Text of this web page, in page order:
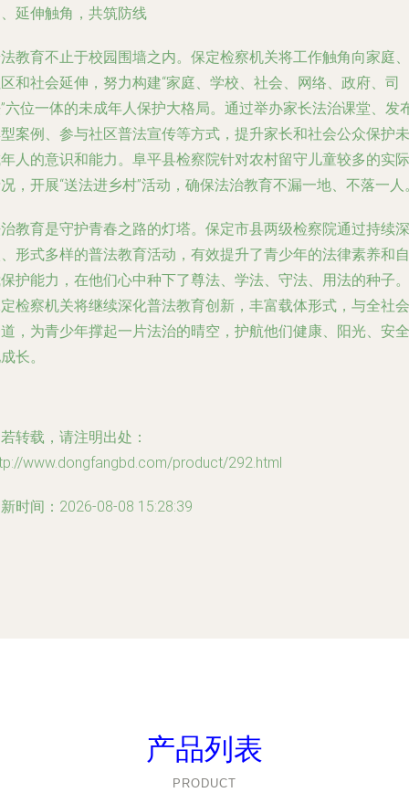
延伸触角，共筑防线
教育不止于校园围墙之内。保定检察机关将工作触角向家庭、
和社会延伸，努力构建“家庭、学校、社会、网络、政府、司
六位一体的未成年人保护大格局。通过举办家长法治课堂、发
案例、参与社区普法宣传等方式，提升家长和社会公众保护未
人的意识和能力。阜平县检察院针对农村留守儿童较多的实际
，开展“送法进乡村”活动，确保法治教育不漏一地、不落一人
教育是守护青春之路的灯塔。保定市县两级检察院通过持续深
形式多样的普法教育活动，有效提升了青少年的法律素养和自
护能力，在他们心中种下了尊法、学法、守法、用法的种子。
检察机关将继续深化普法教育创新，丰富载体形式，与全社会
，为青少年撑起一片法治的晴空，护航他们健康、阳光、安全
长。
转载，请注明出处：
www.dongfangbd.com/product/292.html
时间：2026-08-08 15:28:39
产品列表
PRODUCT